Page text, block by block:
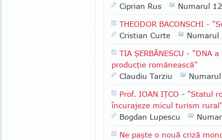
Ciprian Rus
Numarul
THEODOR BACONSCHI -
Cristian Curte
Numarul
TIA ŞERBĂNESCU -
producţie românească"
Claudiu Tarziu
Prof. IOAN IŢCO - "Statul
încurajeze micul turism
Bogdan Lupescu
Ne paşte o nouă criză